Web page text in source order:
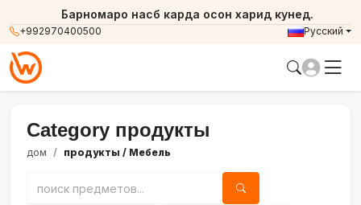
+992970400500
Барномаро насб карда осон харид кунед.
Русский
Category продукты
дом продукты / Мебель